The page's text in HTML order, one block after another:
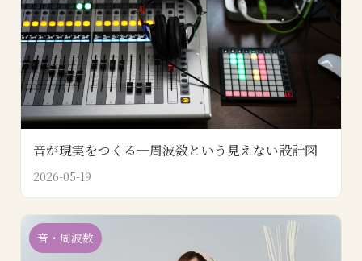
音が現実をつくる─周波数という見えない設計図
2026-05-19
音・周波数